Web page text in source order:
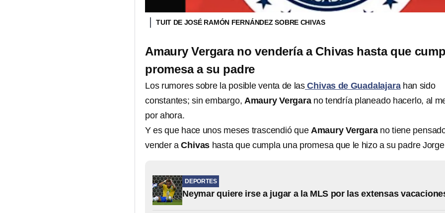
TUIT DE JOSÉ RAMÓN FERNÁNDEZ SOBRE CHIVAS
Amaury Vergara no vendería a Chivas hasta que
promesa a su padre
Los rumores sobre la posible venta de las Chivas de Guadalajarahan sido
constantes; sin embargo, Amaury Vergarano tendría planeado hacerlo, al
por ahora.
Y es que hace unos meses trascendió que Amaury Vergarano tiene
vender aChivas hasta que cumpla una promesa que le hizo a su padre
DEPORTES
Neymar quiere irse a jugar a la MLS por las extensas